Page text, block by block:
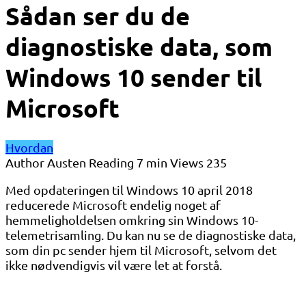
Sådan ser du de
diagnostiske data, som
Windows 10 sender til
Microsoft
Hvordan
AuthorAusten Reading 7 min Views 235
Med opdateringen til Windows 10 april 2018
reducerede Microsoft endelig noget af
hemmeligholdelsen omkring sin Windows 10-
telemetrisamling. Du kan nu se de diagnostiske data,
som din pc sender hjem til Microsoft, selvom det
ikke nødvendigvis vil være let at forstå.